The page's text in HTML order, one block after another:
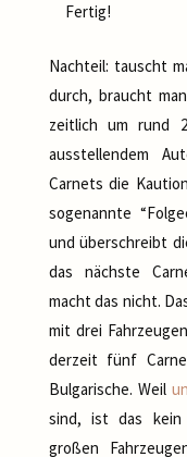
Fertig!
Nachteil: tauscht
durch, braucht
zeitlich um rund
ausstellendem
Carnets die
sogenannte
und überschreibt
das nächste
macht das nicht.
mit drei
derzeit fünf
Bulgarische. Weil
sind, ist das kein
großen